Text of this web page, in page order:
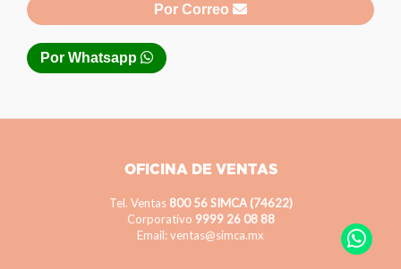
Por Correo
Por Whatsapp
OFICINA DE VENTAS
Tel. Ventas 800 56 SIMCA (74622)
Corporativo 9999 26 08 88
Email: ventas@simca.mx